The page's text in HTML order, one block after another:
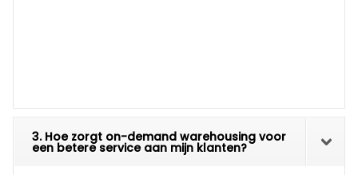
3. Hoe zorgt on-demand warehousing voor
een betere service aan mijn klanten?